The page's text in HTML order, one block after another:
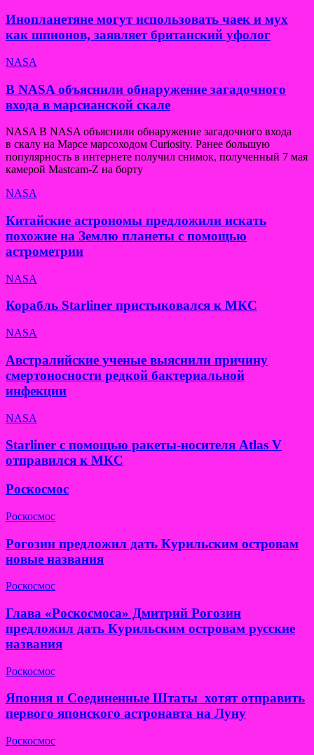
Инопланетяне могут использовать чаек и мух
как шпионов, заявляет британский уфолог
NASA
В NASA объяснили обнаружение загадочного
входа в марсианской скале
NASA В NASA объяснили обнаружение загадочного входа
в скалу на Марсе марсоходом Curiosity. Ранее большую
популярность в интернете получил снимок, полученный 7 мая
камерой Mastcam-Z на борту
NASA
Китайские астрономы предложили искать
похожие на Землю планеты с помощью
астрометрии
NASA
Корабль Starliner пристыковался к МКС
NASA
Австралийские ученые выяснили причину
смертоносности редкой бактериальной
инфекции
NASA
Starliner с помощью ракеты-носителя Atlas V
отправился к МКС
Роскосмос
Роскосмос
Рогозин предложил дать Курильским островам
новые названия
Роскосмос
Глава «Роскосмоса» Дмитрий Рогозин
предложил дать Курильским островам русские
названия
Роскосмос
Япония и Соединенные Штаты хотят отправить
первого японского астронавта на Луну
Роскосмос